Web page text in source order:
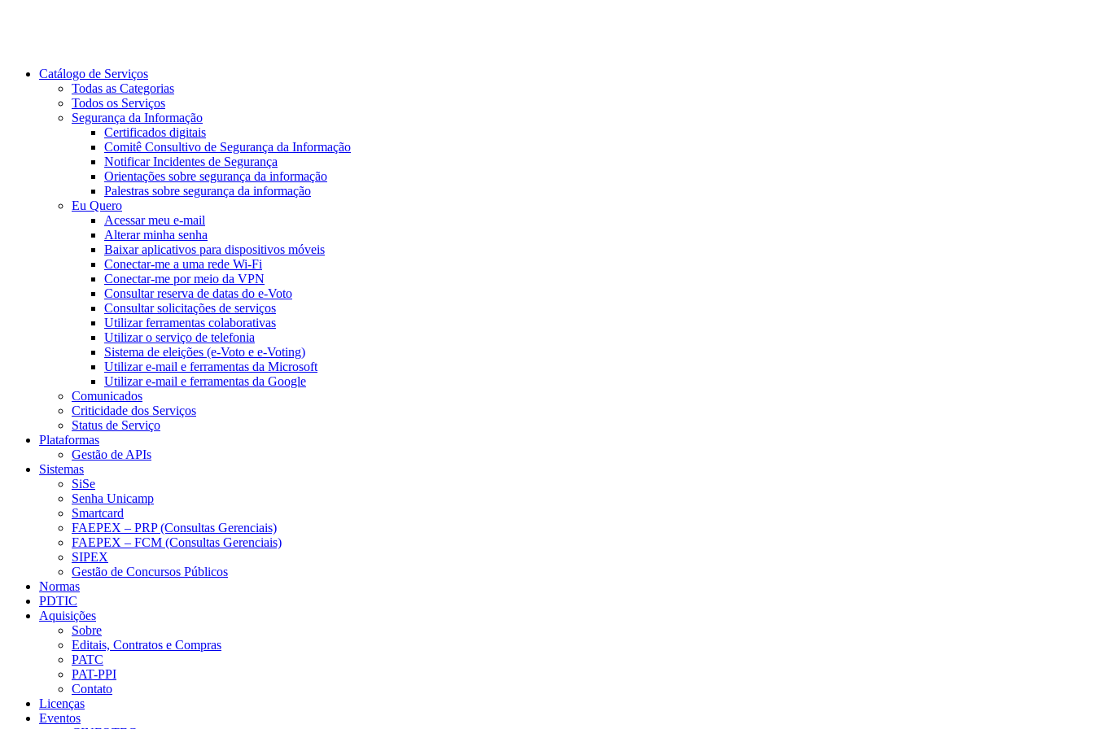
Catálogo de Serviços
Todas as Categorias
Todos os Serviços
Segurança da Informação
Certificados digitais
Comitê Consultivo de Segurança da Informação
Notificar Incidentes de Segurança
Orientações sobre segurança da informação
Palestras sobre segurança da informação
Eu Quero
Acessar meu e-mail
Alterar minha senha
Baixar aplicativos para dispositivos móveis
Conectar-me a uma rede Wi-Fi
Conectar-me por meio da VPN
Consultar reserva de datas do e-Voto
Consultar solicitações de serviços
Utilizar ferramentas colaborativas
Utilizar o serviço de telefonia
Sistema de eleições (e-Voto e e-Voting)
Utilizar e-mail e ferramentas da Microsoft
Utilizar e-mail e ferramentas da Google
Comunicados
Criticidade dos Serviços
Status de Serviço
Plataformas
Gestão de APIs
Sistemas
SiSe
Senha Unicamp
Smartcard
FAEPEX – PRP (Consultas Gerenciais)
FAEPEX – FCM (Consultas Gerenciais)
SIPEX
Gestão de Concursos Públicos
Normas
PDTIC
Aquisições
Sobre
Editais, Contratos e Compras
PATC
PAT-PPI
Contato
Licenças
Eventos